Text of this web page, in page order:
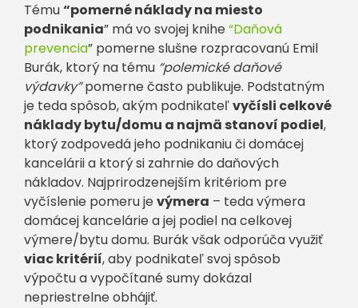
Tému“pomerné náklady na miesto
podnikania” má vo svojej knihe “Daňová
prevencia” pomerne slušne rozpracovanú Emil
Burák, ktorý na tému “polemické daňové
výdavky”pomerne často publikuje. Podstatným
je teda spôsob, akým podnikateľvyčísli celkové
náklady bytu/domu a najmä stanoví podiel,
ktorý zodpovedá jeho podnikaniu či domácej
kancelárii a ktorý si zahrnie do daňových
nákladov. Najprirodzenejším kritériom pre
vyčíslenie pomeru je výmera – teda výmera
domácej kancelárie a jej podiel na celkovej
výmere/bytu domu. Burák však odporúča využiť
viac kritérií, aby podnikateľ svoj spôsob
výpočtu a vypočítané sumy dokázal
nepriestrelne obhájiť.